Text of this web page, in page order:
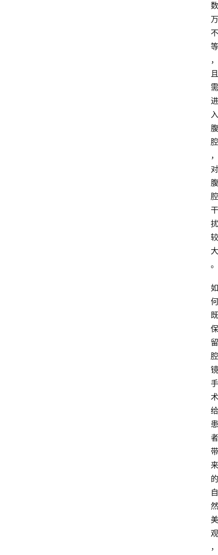
数
万
不
等
，
且
需
进
入
腹
腔
，
对
腹
腔
干
扰
较
大
。
如
何
既
保
留
腔
镜
手
术
给
患
者
带
来
的
自
然
美
观
，